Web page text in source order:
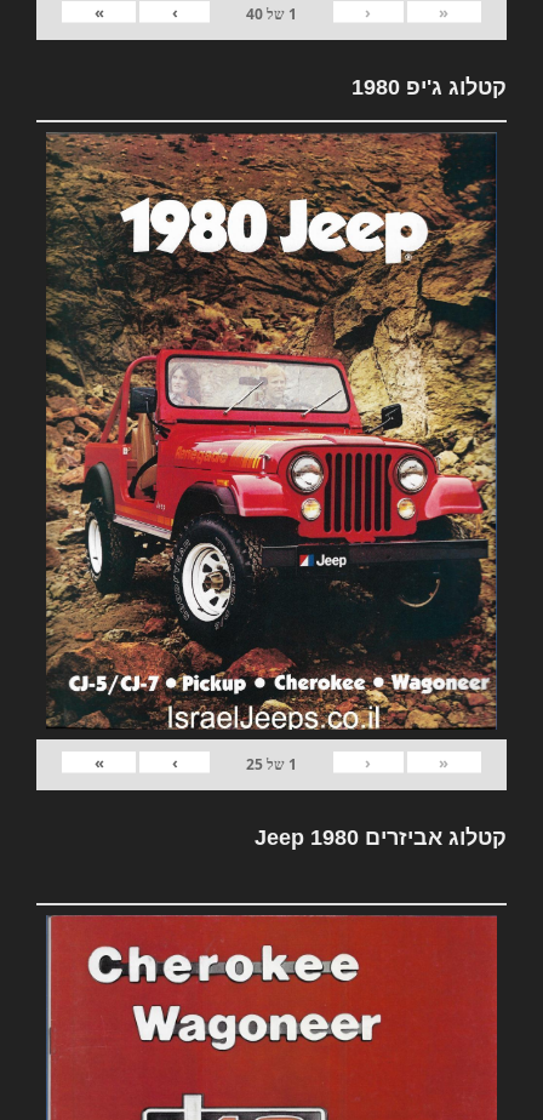
«
‹
1 של40
›
»
קטלוג ג'יפ 1980
«
‹
1 של25
›
»
קטלוג אביזרים Jeep 1980